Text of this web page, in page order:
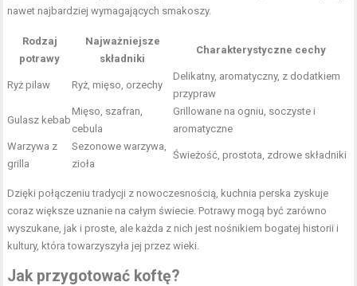
nawet najbardziej wymagających smakoszy.
Rodzaj
potrawy
Najważniejsze
składniki
Charakterystyczne cechy
Ryż pilaw Ryż, mięso, orzechy
Delikatny, aromatyczny, z dodatkiem
przypraw
Gulasz kebab
Mięso, szafran,
cebula
Grillowane na ogniu, soczyste i
aromatyczne
Warzywa z
grilla
Sezonowe warzywa,
zioła
Świeżość, prostota, zdrowe składniki
Dzięki połączeniu tradycji z nowoczesnością, kuchnia perska zyskuje
coraz większe uznanie na całym świecie. Potrawy mogą być zarówno
wyszukane, jak i proste, ale każda z nich jest nośnikiem bogatej historii i
kultury, która towarzyszyła jej przez wieki.
Jak przygotować koftę?